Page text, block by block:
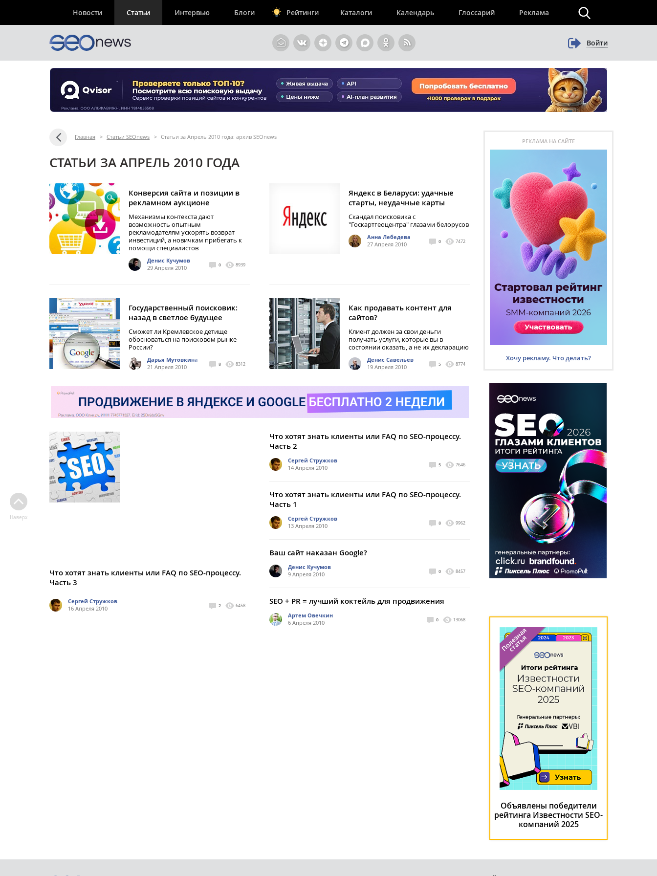
Новости Статьи Интервью Блоги Рейтинги Каталоги Календарь Глоссарий Реклама
Войти
Главная > Статьи SEOnews > Статьи за Апрель 2010 года: архив SEOnews
СТАТЬИ ЗА АПРЕЛЬ 2010 ГОДА
Конверсия сайта и позиции в
рекламном аукционе
Механизмы контекста дают
возможность опытным
рекламодателям ускорять возврат
инвестиций, а новичкам прибегать к
помощи специалистов
Денис Кучумов
29 Апреля 2010
0 8939
Яндекс в Беларуси: удачные
старты, неудачные карты
Скандал поисковика с
"Госкартгеоцентра" глазами белорусов
Анна Лебедева
27 Апреля 2010
0 7472
Государственный поисковик:
назад в светлое будущее
Сможет ли Кремлевское детище
обосноваться на поисковом рынке
России?
Дарья Мутовкина
21 Апреля 2010
8 8312
Как продавать контент для
сайтов?
Клиент должен за свои деньги
получать услуги, которые вы в
состоянии оказать, а не их декларацию
Денис Савельев
19 Апреля 2010
5 8774
Что хотят знать клиенты или FAQ по SEO-процессу.
Часть 3
Сергей Стружков
16 Апреля 2010
2 6458
Что хотят знать клиенты или FAQ по SEO-процессу.
Часть 2
Сергей Стружков
14 Апреля 2010
5 7646
Что хотят знать клиенты или FAQ по SEO-процессу.
Часть 1
Сергей Стружков
13 Апреля 2010
8 9962
Ваш сайт наказан Google?
Денис Кучумов
9 Апреля 2010
0 8457
SEO + PR = лучший коктейль для продвижения
Артем Овечкин
6 Апреля 2010
0 13068
Наверх
РЕКЛАМА НА САЙТЕ
Хочу рекламу. Что делать?
Объявлены победители
рейтинга Известности SEO-
компаний 2025